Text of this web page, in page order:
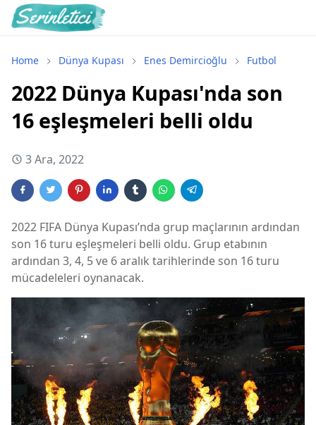
Home Dünya Kupası Enes Demircioğlu Futbol
2022 Dünya Kupası'nda son
16 eşleşmeleri belli oldu
3 Ara, 2022
2022 FIFA Dünya Kupası’nda grup maçlarının ardından
son 16 turu eşleşmeleri belli oldu. Grup etabının
ardından 3, 4, 5 ve 6 aralık tarihlerinde son 16 turu
mücadeleleri oynanacak.